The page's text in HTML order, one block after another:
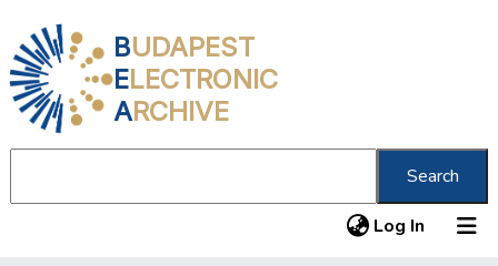
BUDAPEST
ELECTRONIC
ARCHIVE
Search
Log In (current)